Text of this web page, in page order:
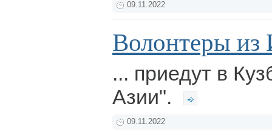
09.11.2022
Волонтеры из
... приедут в
Азии".
09.11.2022